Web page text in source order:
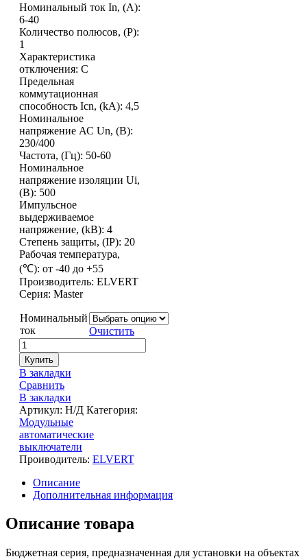
Номинальный ток In, (А):
6-40
Количество полюсов, (P):
1
Характеристика
отключения: C
Предельная
коммутационная
способность Icn, (kA): 4,5
Номинальное
напряжение АС Un, (В):
230/400
Частота, (Гц): 50-60
Номинальное
напряжение изоляции Ui,
(В): 500
Импульсное
выдерживаемое
напряжение, (kВ): 4
Степень защиты, (IP): 20
Рабочая температура,
(℃): от -40 до +55
Производитель: ELVERT
Серия: Master
Номинальный
ток
Очистить
Купить
В закладки
Сравнить
В закладки
Артикул: Н/Д Категория:
Модульные
автоматические
выключатели
Проиводитель: ELVERT
Описание
Дополнительная информация
Описание товара
Бюджетная серия, предназначенная для установки на объектах